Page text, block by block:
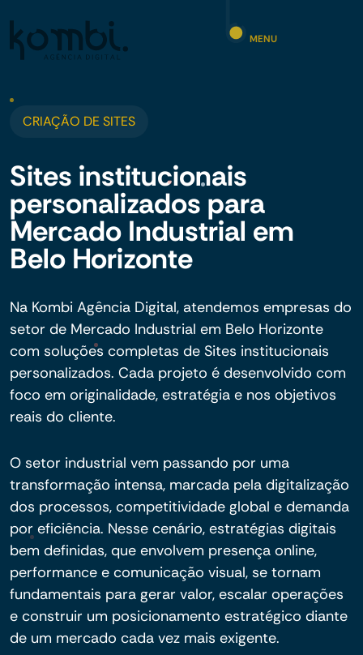
MENU
CRIAÇÃO DE SITES
Sites institucionais
personalizados para
Mercado Industrial em
Belo Horizonte
Na Kombi Agência Digital, atendemos empresas do
setor de Mercado Industrial em Belo Horizonte
com soluções completas de Sites institucionais
personalizados. Cada projeto é desenvolvido com
foco em originalidade, estratégia e nos objetivos
reais do cliente.
O setor industrial vem passando por uma
transformação intensa, marcada pela digitalização
dos processos, competitividade global e demanda
por eficiência. Nesse cenário, estratégias digitais
bem definidas, que envolvem presença online,
performance e comunicação visual, se tornam
fundamentais para gerar valor, escalar operações
e construir um posicionamento estratégico diante
de um mercado cada vez mais exigente.